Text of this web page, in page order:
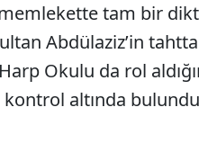
tam bir
Abdülaziz’in
Okulu da rol
kontrol altında